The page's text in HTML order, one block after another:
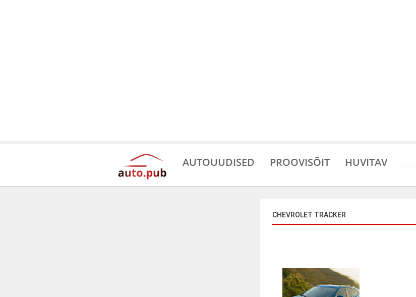
AUTOUUDISED PROOVISÕIT HUVITAV
CHEVROLET TRACKER